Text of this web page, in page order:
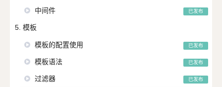
中间件 已发布
5. 模板
模板的配置使用 已发布
模板语法 已发布
过滤器 已发布